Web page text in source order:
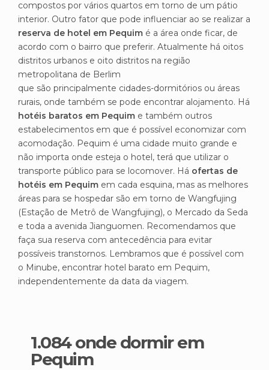
compostos por vários quartos em torno de um pátio
interior. Outro fator que pode influenciar ao se realizar a
reserva de hotel em Pequim é a área onde ficar, de
acordo com o bairro que preferir. Atualmente há oitos
distritos urbanos e oito distritos na região
metropolitana de Berlim
que são principalmente cidades-dormitórios ou áreas
rurais, onde também se pode encontrar alojamento. Há
hotéis baratos em Pequim e também outros
estabelecimentos em que é possível economizar com
acomodação. Pequim é uma cidade muito grande e
não importa onde esteja o hotel, terá que utilizar o
transporte público para se locomover. Há ofertas de
hotéis em Pequim em cada esquina, mas as melhores
áreas para se hospedar são em torno de Wangfujing
(Estação de Metrô de Wangfujing), o Mercado da Seda
e toda a avenida Jianguomen. Recomendamos que
faça sua reserva com antecedência para evitar
possíveis transtornos. Lembramos que é possível com
o Minube, encontrar hotel barato em Pequim,
independentemente da data da viagem.
1.084 onde dormir em
Pequim